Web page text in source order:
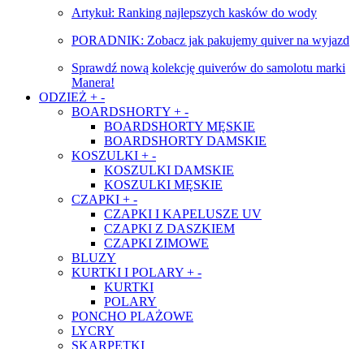
Artykuł: Ranking najlepszych kasków do wody
PORADNIK: Zobacz jak pakujemy quiver na wyjazd
Sprawdź nową kolekcję quiverów do samolotu marki
Manera!
ODZIEŻ + -
BOARDSHORTY + -
BOARDSHORTY MĘSKIE
BOARDSHORTY DAMSKIE
KOSZULKI + -
KOSZULKI DAMSKIE
KOSZULKI MĘSKIE
CZAPKI + -
CZAPKI I KAPELUSZE UV
CZAPKI Z DASZKIEM
CZAPKI ZIMOWE
BLUZY
KURTKI I POLARY + -
KURTKI
POLARY
PONCHO PLAŻOWE
LYCRY
SKARPETKI